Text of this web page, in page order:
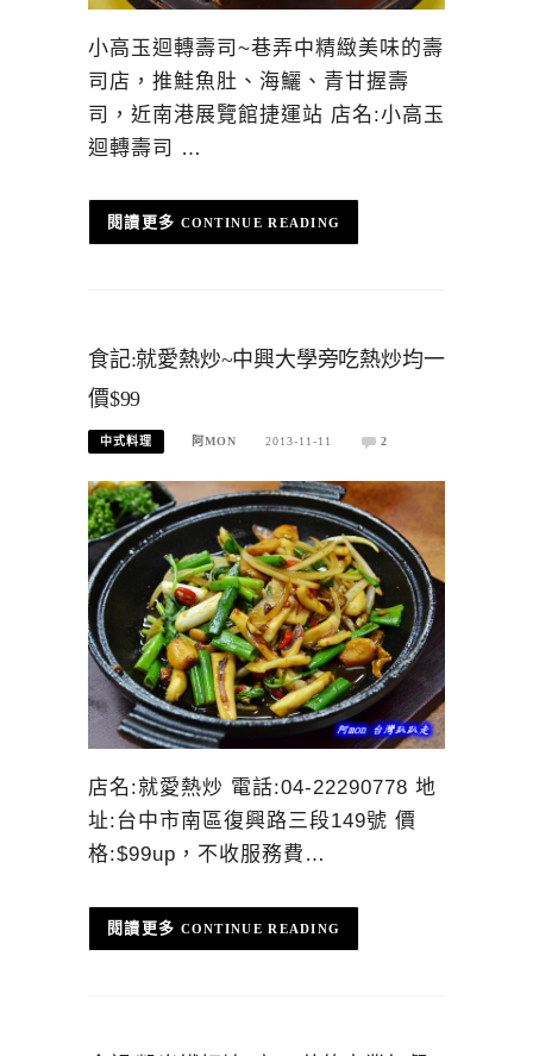
小高玉迴轉壽司~巷弄中精緻美味的壽
司店，推鮭魚肚、海鱺、青甘握壽
司，近南港展覽館捷運站 店名:小高玉
迴轉壽司 …
CONTINUE READING
食記:就愛熱炒~中興大學旁吃熱炒均一
價$99
中式料理 阿MON 2013-11-11 2
店名:就愛熱炒 電話:04-22290778 地
址:台中市南區復興路三段149號 價
格:$99up，不收服務費…
CONTINUE READING